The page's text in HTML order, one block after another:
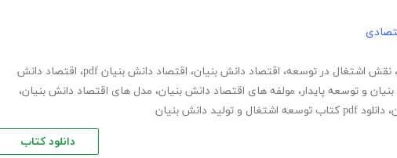
، نقش اشتغال در توسعه، اقتصاد دانش بنیان، اقتصاد دانش بنیان pdf ، اقتصاد دانش
و توسعه پایدار، مولفه های اقتصاد دانش بنیان، مدل های اقتصاد دانش بنیان،
، دانلود pdf کتاب توسعه اشتغال و تولید دانش بنیان
دانلود کتاب